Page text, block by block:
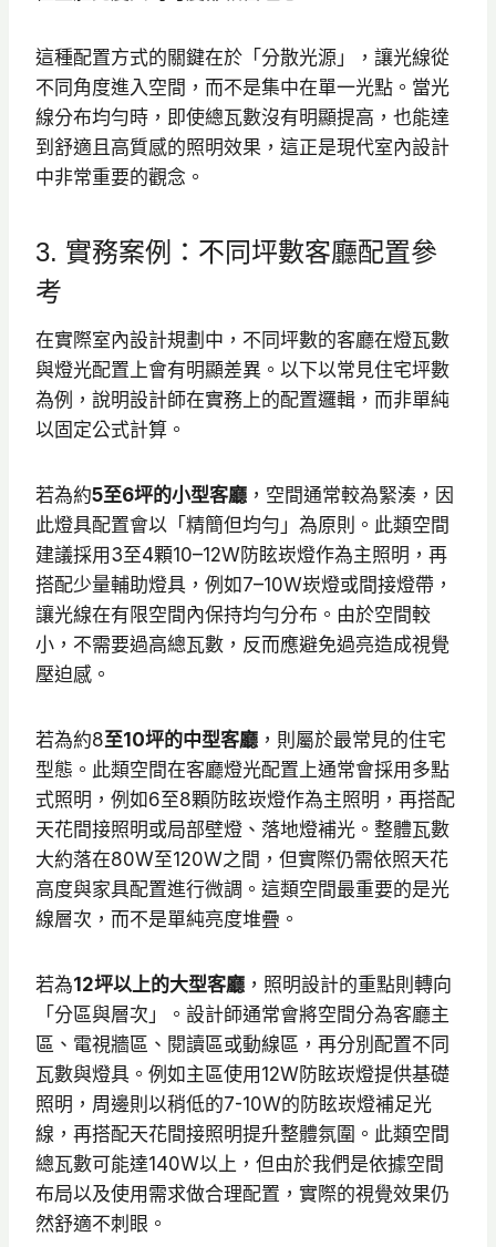
這種配置方式的關鍵在於「分散光源」，讓光線從
不同角度進入空間，而不是集中在單一光點。當光
線分布均勻時，即使總瓦數沒有明顯提高，也能達
到舒適且高質感的照明效果，這正是現代室內設計
中非常重要的觀念。
3. 實務案例：不同坪數客廳配置參
考
在實際室內設計規劃中，不同坪數的客廳在燈瓦數
與燈光配置上會有明顯差異。以下以常見住宅坪數
為例，說明設計師在實務上的配置邏輯，而非單純
以固定公式計算。
若為約5至6坪的小型客廳 ，空間通常較為緊湊，因
此燈具配置會以「精簡但均勻」為原則。此類空間
建議採用3至4顆10–12W防眩崁燈作為主照明，再
搭配少量輔助燈具，例如7–10W崁燈或間接燈帶，
讓光線在有限空間內保持均勻分布。由於空間較
小，不需要過高總瓦數，反而應避免過亮造成視覺
壓迫感。
若為約8至10坪的中型客廳 ，則屬於最常見的住宅
型態。此類空間在客廳燈光配置上通常會採用多點
式照明，例如6至8顆防眩崁燈作為主照明，再搭配
天花間接照明或局部壁燈、落地燈補光。整體瓦數
大約落在80W至120W之間，但實際仍需依照天花
高度與家具配置進行微調。這類空間最重要的是光
線層次，而不是單純亮度堆疊。
若為12坪以上的大型客廳 ，照明設計的重點則轉向
「分區與層次」。設計師通常會將空間分為客廳主
區、電視牆區、閱讀區或動線區，再分別配置不同
瓦數與燈具。例如主區使用12W防眩崁燈提供基礎
照明，周邊則以稍低的7-10W的防眩崁燈補足光
線，再搭配天花間接照明提升整體氛圍。此類空間
總瓦數可能達140W以上，但由於我們是依據空間
布局以及使用需求做合理配置，實際的視覺效果仍
然舒適不刺眼。